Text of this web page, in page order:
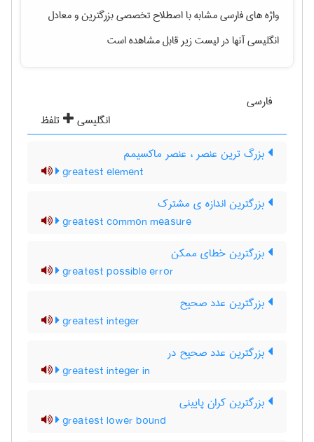
واژه های فارسی مشابه با اصطلاح تخصصیبزرگترینو معادل
انگلیسی آنها در لیست زیر قابل مشاهده است
فارسی
انگلیسی
تلفظ
بزرگ ترین عنصر ، عنصر ماکسیمم
greatest element
بزرگترین اندازه ی مشترک
greatest common measure
بزرگترین خطای ممکن
greatest possible error
بزرگترین عدد صحیح
greatest integer
بزرگترین عدد صحیح در
greatest integer in
بزرگترین کران پایینی
greatest lower bound